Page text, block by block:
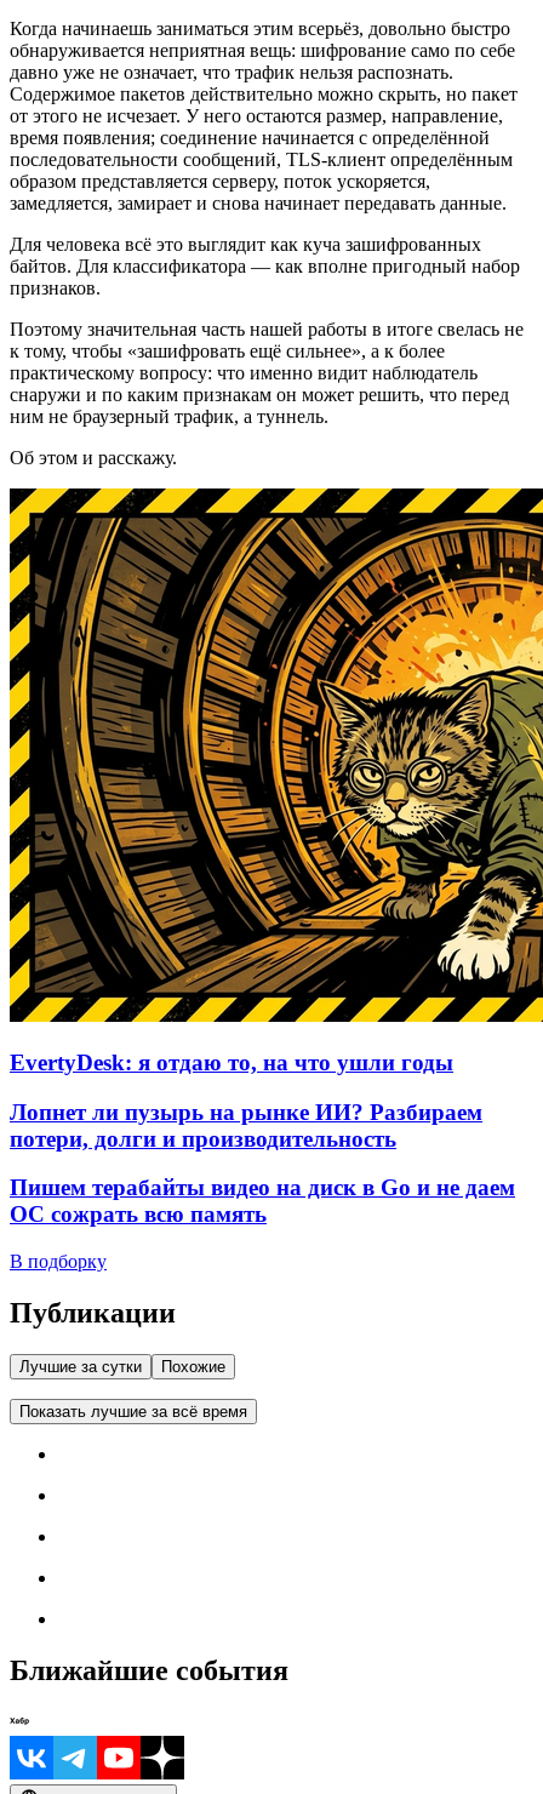
Когда начинаешь заниматься этим всерьёз, довольно быстро
обнаруживается неприятная вещь: шифрование само по себе
давно уже не означает, что трафик нельзя распознать.
Содержимое пакетов действительно можно скрыть, но пакет
от этого не исчезает. У него остаются размер, направление,
время появления; соединение начинается с определённой
последовательности сообщений, TLS-клиент определённым
образом представляется серверу, поток ускоряется,
замедляется, замирает и снова начинает передавать данные.
Для человека всё это выглядит как куча зашифрованных
байтов. Для классификатора — как вполне пригодный набор
признаков.
Поэтому значительная часть нашей работы в итоге свелась не
к тому, чтобы «зашифровать ещё сильнее», а к более
практическому вопросу: что именно видит наблюдатель
снаружи и по каким признакам он может решить, что перед
ним не браузерный трафик, а туннель.
Об этом и расскажу.
EvertyDesk: я отдаю то, на что ушли годы
Лопнет ли пузырь на рынке ИИ? Разбираем
потери, долги и производительность
Пишем терабайты видео на диск в Go и не даем
ОС сожрать всю память
В подборку
Публикации
Лучшие за сутки Похожие
Показать лучшие за всё время
Ближайшие события